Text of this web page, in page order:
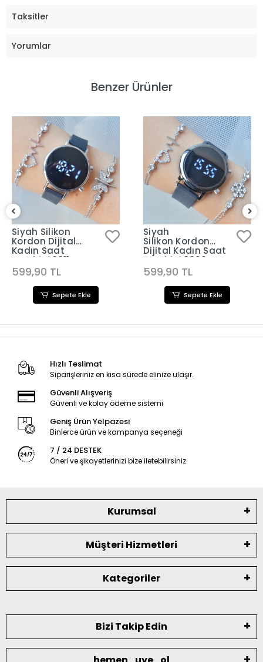
Taksitler
Yorumlar
Benzer Ürünler
Siyah Silikon
Kordon Dijital
Kadın Saat
Kombini 3311
599,90 TL
Sepete Ekle
Siyah
Silikon Kordon
Dijital Kadın Saat
Kombini 3309
599,90 TL
Sepete Ekle
Hızlı Teslimat
Siparişleriniz en kısa sürede elinize ulaşır.
Güvenli Alışveriş
Güvenli ve kolay ödeme sistemi
Geniş Ürün Yelpazesi
Binlerce ürün ve kampanya seçeneği
7 / 24 DESTEK
Öneri ve şikayetlerinizi bize iletebilirsiniz.
Kurumsal
Müşteri Hizmetleri
Kategoriler
Bizi Takip Edin